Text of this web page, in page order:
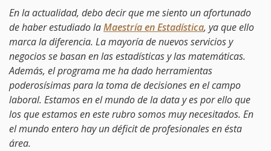
En la actualidad, debo decir que me siento un afortunado
de haber estudiado laMaestría en Estadística, ya que ello
marca la diferencia. La mayoría de nuevos servicios y
negocios se basan en las estadísticas y las matemáticas.
Además, el programa me ha dado herramientas
poderosísimas para la toma de decisiones en el campo
laboral. Estamos en el mundo de la data y es por ello que
los que estamos en este rubro somos muy necesitados. En
el mundo entero hay un déficit de profesionales en ésta
área.